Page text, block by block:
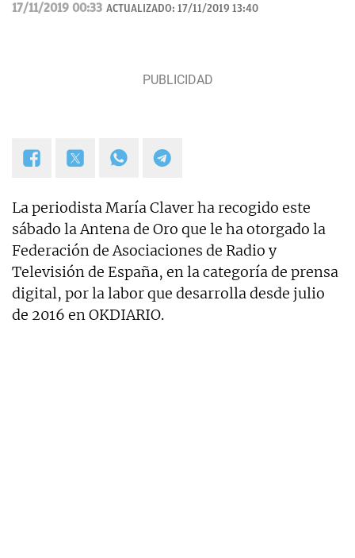
17/11/2019 00:33 ACTUALIZADO: 17/11/2019 13:40
La periodista María Claver ha recogido este
sábado la Antena de Oro que le ha otorgado la
Federación de Asociaciones de Radio y
Televisión de España, en la categoría de prensa
digital, por la labor que desarrolla desde julio
de 2016 en OKDIARIO.